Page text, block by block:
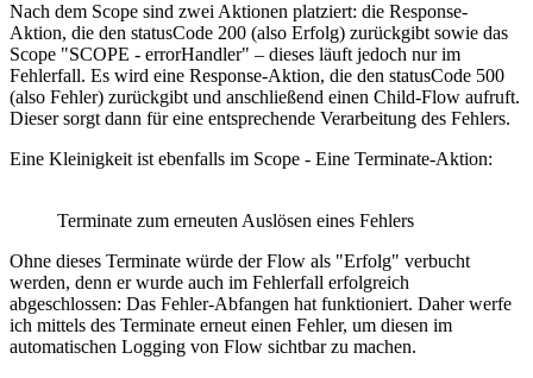
Nach dem Scope sind zwei Aktionen platziert: die Response-
Aktion, die den statusCode 200 (also Erfolg) zurückgibt sowie das
Scope "SCOPE - errorHandler" – dieses läuft jedoch nur im
Fehlerfall. Es wird eine Response-Aktion, die den statusCode 500
(also Fehler) zurückgibt und anschließend einen Child-Flow aufruft.
Dieser sorgt dann für eine entsprechende Verarbeitung des Fehlers.
Eine Kleinigkeit ist ebenfalls im Scope - Eine Terminate-Aktion:
Terminate zum erneuten Auslösen eines Fehlers
Ohne dieses Terminate würde der Flow als "Erfolg" verbucht
werden, denn er wurde auch im Fehlerfall erfolgreich
abgeschlossen: Das Fehler-Abfangen hat funktioniert. Daher werfe
ich mittels des Terminate erneut einen Fehler, um diesen im
automatischen Logging von Flow sichtbar zu machen.